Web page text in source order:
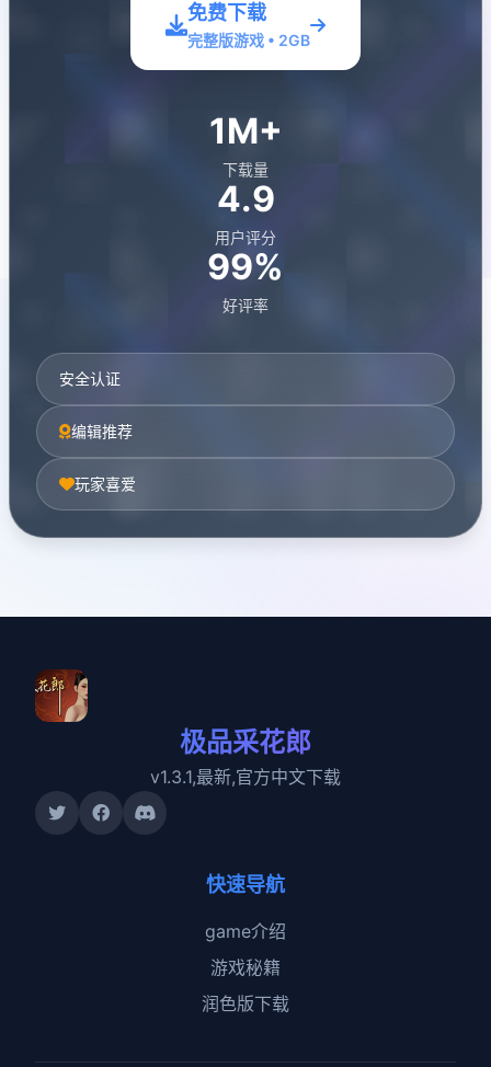
免费下载
完整版游戏 • 2GB
1M+
下载量
4.9
用户评分
99%
好评率
安全认证
编辑推荐
玩家喜爱
极品采花郎
v1.3.1,最新,官方中文下载
快速导航
game介绍
游戏秘籍
润色版下载